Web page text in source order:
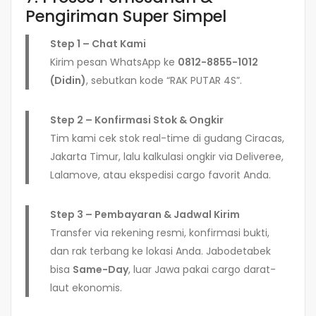
Pengiriman Super Simpel
Step 1 – Chat Kami
Kirim pesan WhatsApp ke 0812-8855-1012
(Didin), sebutkan kode “RAK PUTAR 4S”.
Step 2 – Konfirmasi Stok & Ongkir
Tim kami cek stok real-time di gudang Ciracas,
Jakarta Timur, lalu kalkulasi ongkir via Deliveree,
Lalamove, atau ekspedisi cargo favorit Anda.
Step 3 – Pembayaran & Jadwal Kirim
Transfer via rekening resmi, konfirmasi bukti,
dan rak terbang ke lokasi Anda. Jabodetabek
bisa Same-Day, luar Jawa pakai cargo darat-
laut ekonomis.